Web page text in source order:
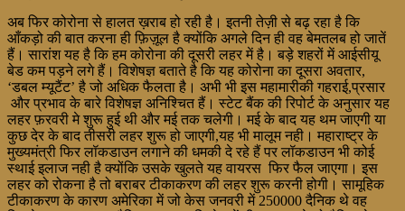
अब फिर कोरोना से हालत ख़राब हो रही है। इतनी तेज़ी से बढ़ रहा है कि
आँकड़ो की बात करना ही फ़िज़ूल है क्योंकि अगले दिन ही वह बेमतलब हो जातें
हैं। सारांश यह है कि हम कोरोना की दूसरी लहर में है। बड़े शहरों में आईसीयू
बेड कम पड़ने लगे हैं। विशेषज्ञ बताते है कि यह कोरोना का दूसरा अवतार,
‘डबल म्यूटैंट’ है जो अधिक फैलता है। अभी भी इस महामारीकी गहराई,प्रसार
और प्रभाव के बारे विशेषज्ञ अनिश्चित हैं। स्टेट बैंक की रिपोर्ट के अनुसार यह
लहर फ़रवरी मे शुरू हुई थी और मई तक चलेगी। मई के बाद यह थम जाएगी या
कुछ देर के बाद तीसरी लहर शुरू हो जाएगी,यह भी मालूम नही। महाराष्ट्र के
मुख्यमंत्री फिर लॉकडाउन लगाने की धमकी दे रहे हैं पर लॉकडाउन भी कोई
स्थाई इलाज नही है क्योंकि उसके खुलते यह वायरस फिर फैल जाएगा। इस
लहर को रोकना है तो बराबर टीकाकरण की लहर शुरू करनी होगी। सामूहिक
टीकाकरण के कारण अमेरिका में जो केस जनवरी में 250000 दैनिक थे वह